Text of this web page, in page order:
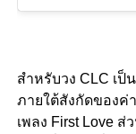
สำหรับวง CLC เป็
ภายใต้สังกัดของค่า
เพลง First Love